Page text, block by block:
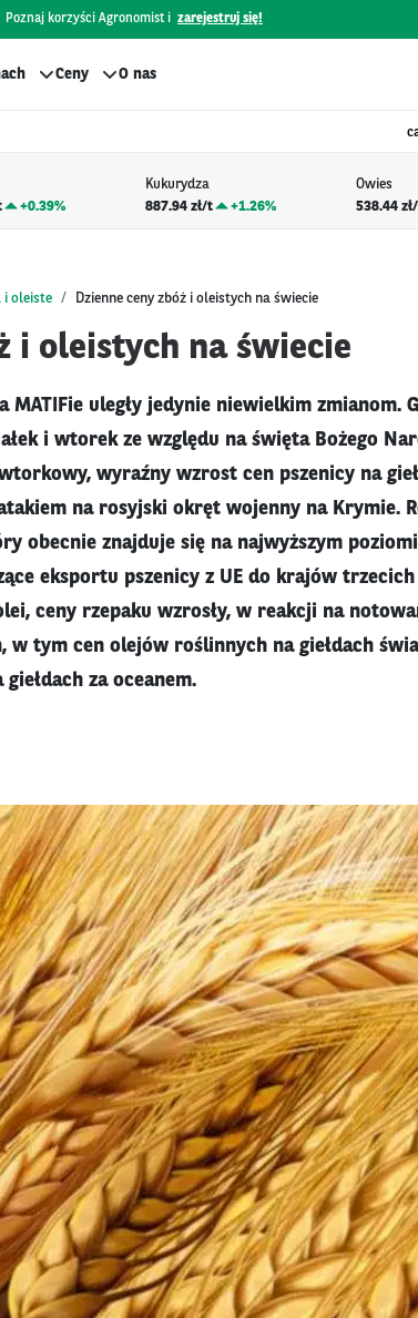
Poznaj korzyści Agronomist i zarejestruj się!
Ceny O nas
+0.39%
Kukurydza
887.94 zł/t
+1.26%
Owies
538.44
i oleiste Dzienne ceny zbóż i oleistych na świecie
i oleistych na świecie
uległy jedynie niewielkim zmianom.
i wtorek ze względu na święta Bożego
wyraźny wzrost cen pszenicy na
na rosyjski okręt wojenny na Krymie.
obecnie znajduje się na najwyższym
eksportu pszenicy z UE do krajów
ceny rzepaku wzrosły, w reakcji na
tym cen olejów roślinnych na giełdach
za oceanem.